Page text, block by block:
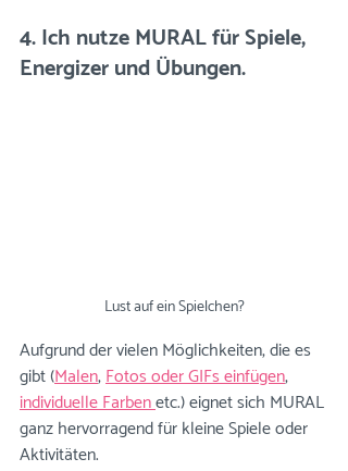
4. Ich nutze MURAL für Spiele,
Energizer und Übungen.
Lust auf ein Spielchen?
Aufgrund der vielen Möglichkeiten, die es
gibt (Malen, Fotos oder GIFs einfügen,
individuelle Farben etc.) eignet sich MURAL
ganz hervorragend für kleine Spiele oder
Aktivitäten.